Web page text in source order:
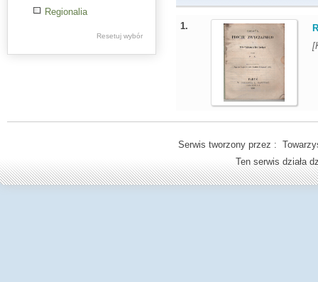
Regionalia
Resetuj wybór
1.
Serwis tworzony przez :
Ten serwis działa